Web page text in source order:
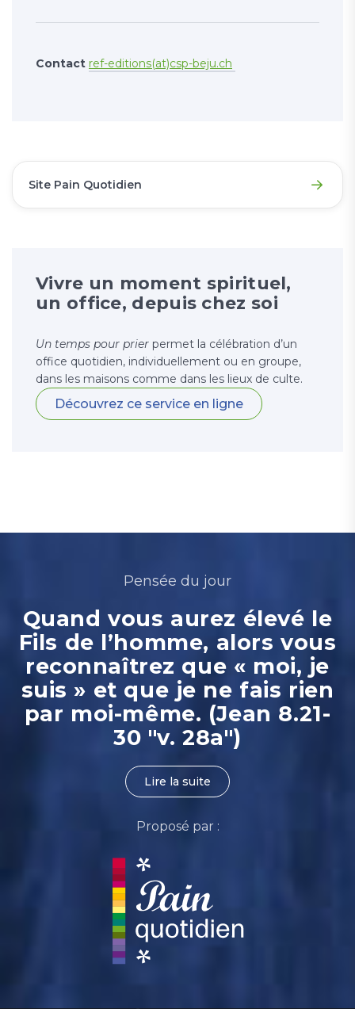
Contact ref-editions(at)csp-beju.ch
Site Pain Quotidien
Vivre un moment spirituel,
un office, depuis chez soi
Un temps pour prier permet la célébration d’un
office quotidien, individuellement ou en groupe,
dans les maisons comme dans les lieux de culte.
Découvrez ce service en ligne
Pensée du jour
Quand vous aurez élevé le
Fils de l’homme, alors vous
reconnaîtrez que « moi, je
suis » et que je ne fais rien
par moi-même. (Jean 8.21-
30 "v. 28a")
Lire la suite
Proposé par :